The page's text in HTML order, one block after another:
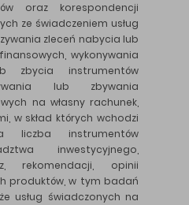
oraz korespondencji
ze świadczeniem usług
zleceń nabycia lub
wykonywania
zbycia instrumentów
lub zbywania
na własny rachunek,
w skład których wchodzi
liczba instrumentów
inwestycyjnego,
rekomendacji, opinii
produktów, w tym badań
usług świadczonych na